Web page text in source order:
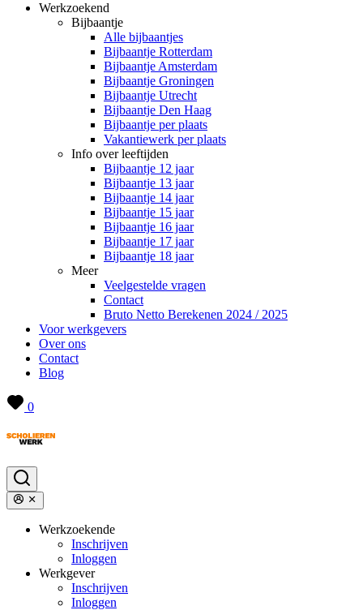
Werkzoekend
Bijbaantje
Alle bijbaantjes
Bijbaantje Rotterdam
Bijbaantje Amsterdam
Bijbaantje Groningen
Bijbaantje Utrecht
Bijbaantje Den Haag
Bijbaantje per plaats
Vakantiewerk per plaats
Info over leeftijden
Bijbaantje 12 jaar
Bijbaantje 13 jaar
Bijbaantje 14 jaar
Bijbaantje 15 jaar
Bijbaantje 16 jaar
Bijbaantje 17 jaar
Bijbaantje 18 jaar
Meer
Veelgestelde vragen
Contact
Bruto Netto Berekenen 2024 / 2025
Voor werkgevers
Over ons
Contact
Blog
0
Werkzoekende
Inschrijven
Inloggen
Werkgever
Inschrijven
Inloggen